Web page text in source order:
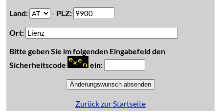
Land:
- PLZ:
Ort:
Bitte geben Sie im folgenden Eingabefeld den
Sicherheitscode
ein:
Zurück zur Startseite